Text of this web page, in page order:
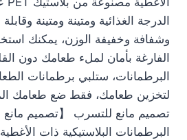
الدرجة الغذائية ومتينة ومتينة
وشفافة وخفيفة الوزن، يمكنك
الفارغة بأمان لملء طعامك دون
البرطمانات، ستلبي برطمانات
لتخزين طعامك، فقط ضع طعامك
تصميم مانع للتسرب 【تصميم مانع
البرطمانات البلاستيكية ذات